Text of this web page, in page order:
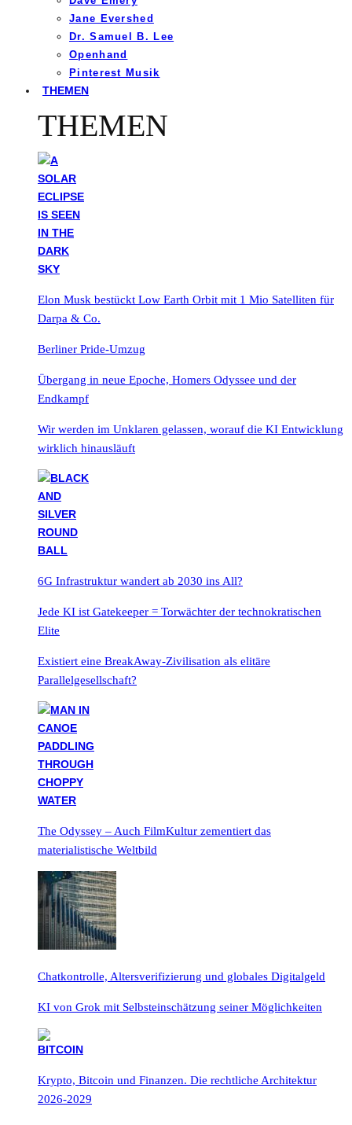
Jane Evershed
Dr. Samuel B. Lee
Openhand
Pinterest Musik
THEMEN
THEMEN
Elon Musk bestückt Low Earth Orbit mit 1 Mio Satelliten für
Darpa & Co.
Berliner Pride-Umzug
Übergang in neue Epoche, Homers Odyssee und der
Endkampf
Wir werden im Unklaren gelassen, worauf die KI Entwicklung
wirklich hinausläuft
6G Infrastruktur wandert ab 2030 ins All?
Jede KI ist Gatekeeper = Torwächter der technokratischen
Elite
Existiert eine BreakAway-Zivilisation als elitäre
Parallelgesellschaft?
The Odyssey – Auch FilmKultur zementiert das
materialistische Weltbild
Chatkontrolle, Altersverifizierung und globales Digitalgeld
KI von Grok mit Selbsteinschätzung seiner Möglichkeiten
Krypto, Bitcoin und Finanzen. Die rechtliche Architektur
2026-2029